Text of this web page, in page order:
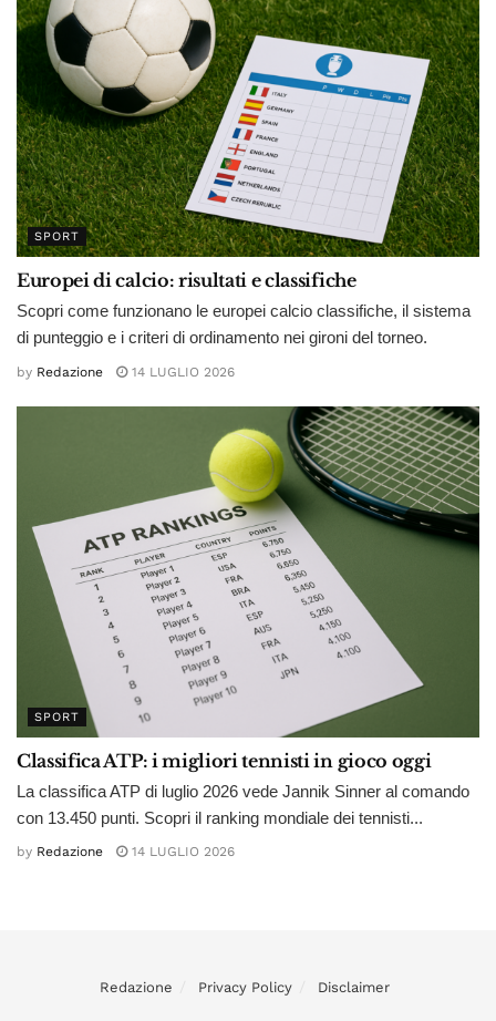
SPORT
Europei di calcio: risultati e classifiche
Scopri come funzionano le europei calcio classifiche, il sistema
di punteggio e i criteri di ordinamento nei gironi del torneo.
by Redazione 14 LUGLIO 2026
SPORT
Classifica ATP: i migliori tennisti in gioco oggi
La classifica ATP di luglio 2026 vede Jannik Sinner al comando
con 13.450 punti. Scopri il ranking mondiale dei tennisti...
by Redazione 14 LUGLIO 2026
Redazione Privacy Policy Disclaimer